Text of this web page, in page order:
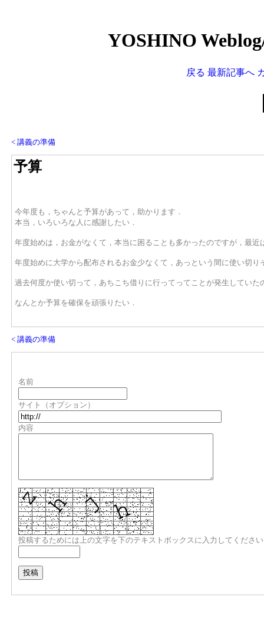
YOSHINO
戻る 最新記事へ
< 講義の準備
予算
今年度も，ちゃんと予算があって，助かります．
本当，いろいろな人に感謝したい．
年度始めは，お金がなくて，本当に困ることも多かったのですが，最
年度始めに大学から配布されるお金少なくて，あっという間に使い切り
過去何度か使い切って，あちこち借りに行ってってことが発生していた
なんとか予算を確保を頑張りたい．
< 講義の準備
名前
サイト（オプション）
内容
投稿するためには上の文字を下のテキストボックスに入力してくださ